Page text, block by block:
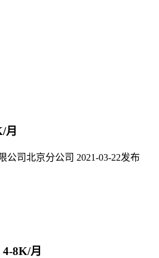
月
公司北京分公司 2021-03-22发布
4-8K/月